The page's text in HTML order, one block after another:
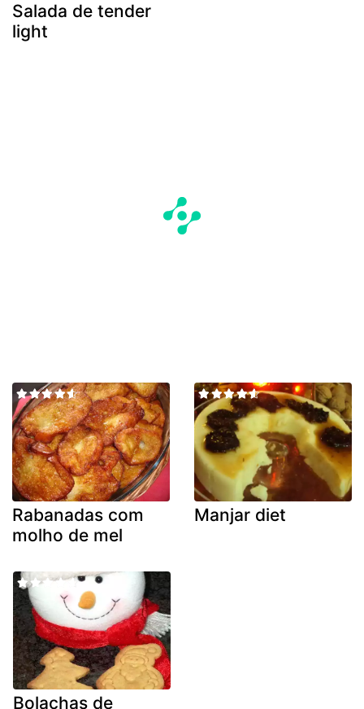
Salada de tender
light
Rabanadas com
molho de mel
Manjar diet
Bolachas de